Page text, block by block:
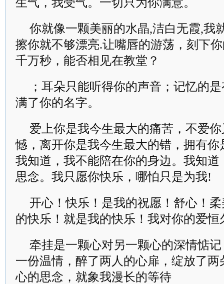
你就像一颗美丽的水晶,洁白无霞,我
擦你就不够漂亮.让嘴唇的游荡，刻下
千万秒，能否相见在教堂？
；耳朵只能听得你的声音；记忆的
满了你的名字。
爱上你是我今生最大的痛苦，不爱
憾，离开你是我今生最大的错，拥有
我知道，我不能陪在你的身边。我知
思念。我只愿你快乐，哪怕只是为我!
开心！快乐！是我的祝愿！舒心！
的快乐！就是我的快乐！我对你的爱恒
牵挂是一颗心对另一颗心的深情惦
一份温情，醉了两人的心扉，绽放了
心的思念，就象我漫长的等待